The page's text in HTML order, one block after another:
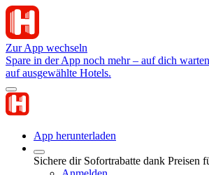
Zur App wechseln
Spare in der App noch mehr – auf dich
auf ausgewählte Hotels.
App herunterladen
Sichere dir Sofortrabatte dank Preisen